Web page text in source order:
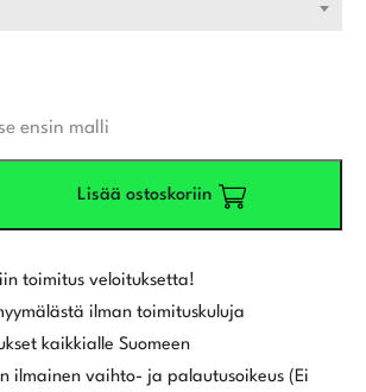
ensin malli
Lisää ostoskoriin
toimitus veloituksetta!
ilman toimituskuluja
kaikkialle Suomeen
ilmainen vaihto- ja palautusoikeus (Ei